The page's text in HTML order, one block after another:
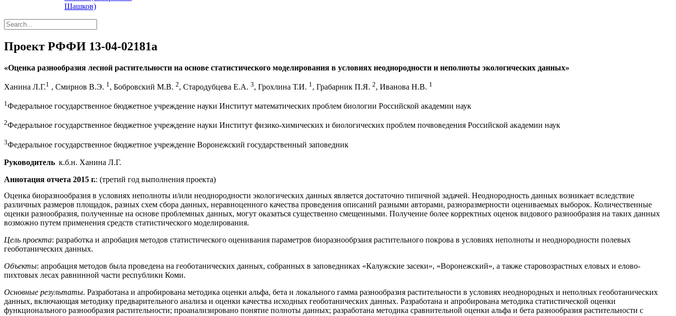
Шашков)
Проект РФФИ 13-04-02181а
«Оценка разнообразия лесной растительности на основе статистического моделирования в условиях неоднородности и неполноты экологических данных»
Ханина Л.Г.1 , Смирнов В.Э. 1 , Бобровский М.В. 2, Стародубцева Е.А. 3, Грохлина Т.И. 1 , Грабарник П.Я. 2, Иванова Н.В. 1
1Федеральное государственное бюджетное учреждение науки Институт математических проблем биологии Российской академии наук
2Федеральное государственное бюджетное учреждение науки Институт физико-химических и биологических проблем почвоведения Российской академии наук
3Федеральное государственное бюджетное учреждение Воронежский государственный заповедник
Руководитель к.б.н. Ханина Л.Г.
Аннотация отчета 2015 г.: (третий год выполнения проекта)
Оценка биоразнообразия в условиях неполноты и/или неоднородности экологических данных является достаточно типичной задачей. Неоднородность данных возникает вследствие
различных размеров площадок, разных схем сбора данных, неравноценного качества проведения описаний разными авторами, разноразмерности оцениваемых выборок. Количественные
оценки разнообразия, полученные на основе проблемных данных, могут оказаться существенно смещенными. Получение более корректных оценок видового разнообразия на таких данных
возможно путем применения средств статистического моделирования.
Цель проекта: разработка и апробация методов статистического оценивания параметров биоразнообрзаия растительного покрова в условиях неполноты и неоднородности полевых
геоботанических данных.
Объекты: апробация методов была проведена на геоботанических данных, собранных в заповедниках «Калужские засеки», «Воронежский», а также старовозрастных еловых и елово-
пихтовых лесах равнинной части республики Коми.
Основные результаты. Разработана и апробирована методика оценки альфа, бета и локального гамма разнообразия растительности в условиях неоднородных и неполных геоботанических
данных, включающая методику предварительного анализа и оценки качества исходных геоботанических данных. Разработана и апробирована методика статистической оценки
функционального разнообразия растительности; проанализировано понятие полноты данных; разработана методика сравнительной оценки альфа и бета разнообразия растительности с